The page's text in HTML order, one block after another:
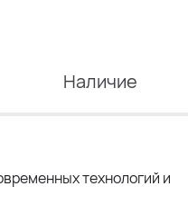
Наличие
технологий и